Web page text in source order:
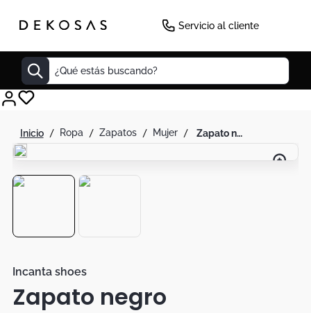
Servicio al cliente
¿Qué estás buscando?
ropa zapatos mujer zapato negro
Incanta shoes
Zapato negro
Decoracion
Cuadro
Duvet